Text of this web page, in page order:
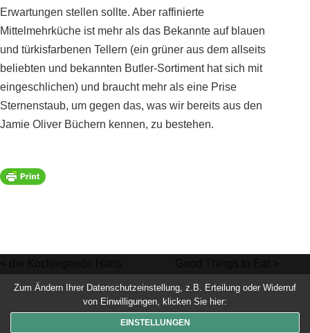
Erwartungen stellen sollte. Aber raffinierte
Mittelmehrküche ist mehr als das Bekannte auf blauen
und türkisfarbenen Tellern (ein grüner aus dem allseits
beliebten und bekannten Butler-Sortiment hat sich mit
eingeschlichen) und braucht mehr als eine Prise
Sternenstaub, um gegen das, was wir bereits aus den
Jamie Oliver Büchern kennen, zu bestehen.
Haas
© 2026 Dinner um Acht. Alle Rechte vorbehalten
Zum Ändern Ihrer Datenschutzeinstellung, z.B. Erteilung oder Widerruf
von Einwilligungen, klicken Sie hier:
EINSTELLUNGEN